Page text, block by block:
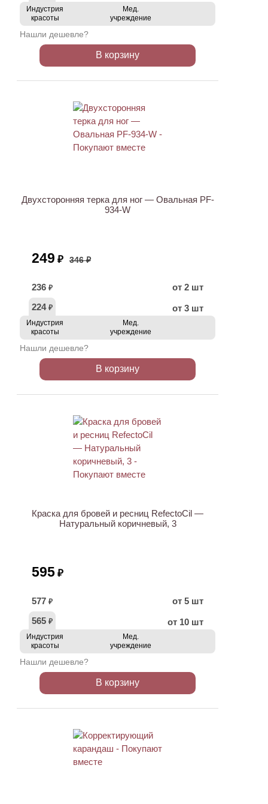
Индустрия
красоты
Мед.
учреждение
Нашли дешевле?
В корзину
Двухсторонняя терка для ног — Овальная PF-
934-W
249 ₽ 346 ₽
236 ₽
от 2 шт
224 ₽ от 3 шт
Индустрия
красоты
Мед.
учреждение
Нашли дешевле?
В корзину
Краска для бровей и ресниц RefectoCil —
Натуральный коричневый, 3
595 ₽
577 ₽
от 5 шт
565 ₽ от 10 шт
Индустрия
красоты
Мед.
учреждение
Нашли дешевле?
В корзину